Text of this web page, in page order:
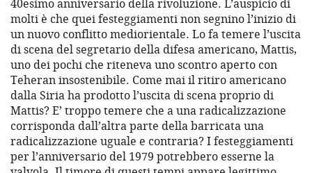
40esimo anniversario della rivoluzione. L’auspicio di
molti è che quei festeggiamenti non segnino l’inizio di
un nuovo conflitto mediorientale. Lo fa temere l’uscita
di scena del segretario della difesa americano, Mattis,
uno dei pochi che riteneva uno scontro aperto con
Teheran insostenibile. Come mai il ritiro americano
dalla Siria ha prodotto l’uscita di scena proprio di
Mattis? E’ troppo temere che a una radicalizzazione
corrisponda dall’altra parte della barricata una
radicalizzazione uguale e contraria? I festeggiamenti
per l’anniversario del 1979 potrebbero esserne la